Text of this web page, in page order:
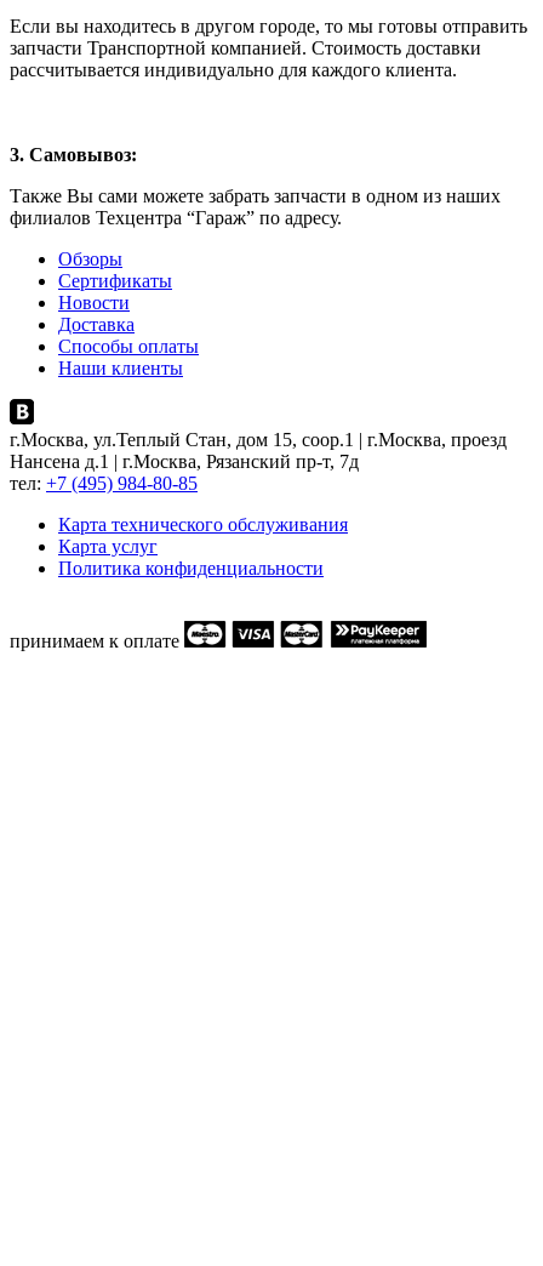
Если вы находитесь в другом городе, то мы готовы отправить
запчасти Транспортной компанией. Стоимость доставки
рассчитывается индивидуально для каждого клиента.
3. Самовывоз:
Также Вы сами можете забрать запчасти в одном из наших
филиалов Техцентра “Гараж” по адресу.
Обзоры
Сертификаты
Новости
Доставка
Способы оплаты
Наши клиенты
г.Москва, ул.Теплый Стан, дом 15, соор.1 | г.Москва, проезд
Нансена д.1 | г.Москва, Рязанский пр-т, 7д
тел: +7 (495) 984-80-85
Карта технического обслуживания
Карта услуг
Политика конфиденциальности
принимаем к оплате